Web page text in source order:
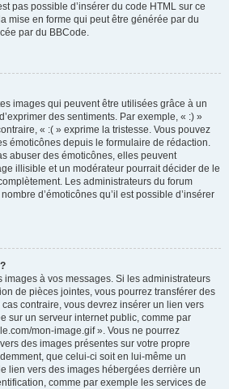
pas possible d’insérer du code HTML sur ce
mise en forme qui peut être générée par du
par du BBCode.
images qui peuvent être utilisées grâce à un
des sentiments. Par exemple, « :) »
« :( » exprime la tristesse. Vous pouvez
émoticônes depuis le formulaire de rédaction.
abuser des émoticônes, elles peuvent
illisible et un modérateur pourrait décider de le
Les administrateurs du forum
d’émoticônes qu’il est possible d’insérer
images à vos messages. Si les administrateurs
de pièces jointes, vous pourrez transférer des
contraire, vous devrez insérer un lien vers
sur un serveur internet public, comme par
mon-image.gif ». Vous ne pourrez
des images présentes sur votre propre
que celui-ci soit en lui-même un
lien vers des images hébergées derrière un
comme par exemple les services de